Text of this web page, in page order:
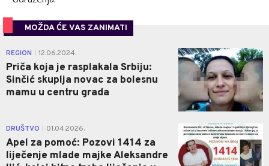
MOŽDA ĆE VAS ZANIMATI
REGION 12.06.2024.
Priča koja je rasplakala Srbiju:
Sinčić skuplja novac za bolesnu
mamu u centru grada
0
DRUŠTVO 01.04.2026.
Apel za pomoć: Pozovi 1414 za
liječenje mlade majke Aleksandre
0